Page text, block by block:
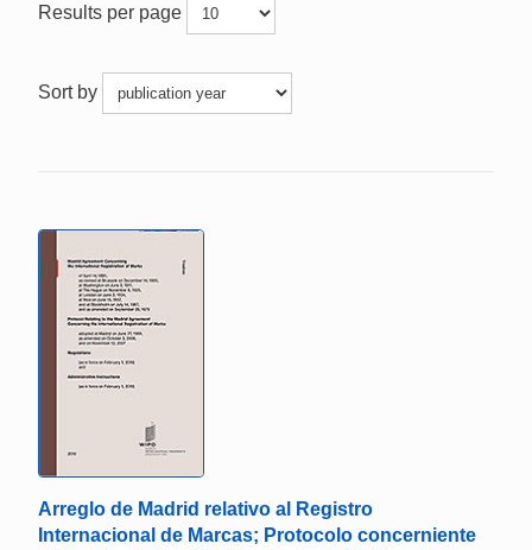
Results per page
Sort by
Arreglo de Madrid relativo al Registro
Internacional de Marcas; Protocolo concerniente